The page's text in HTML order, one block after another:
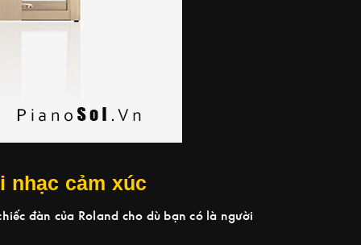
nhạc cảm xúc
đàn của Roland cho dù bạn có là người